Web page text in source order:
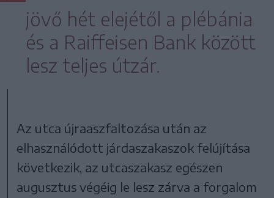
jövő hét elejétől a plébánia
és a Raiffeisen Bank között
lesz teljes útzár.
Az utca újraaszfaltozása után az
elhasználódott járdaszakaszok felújítása
következik, az utcaszakasz egészen
augusztus végéig le lesz zárva a forgalom